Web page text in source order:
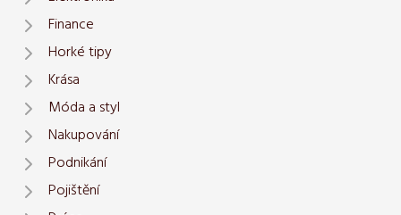
Finance
Horké tipy
Krása
Móda a styl
Nakupování
Podnikání
Pojištění